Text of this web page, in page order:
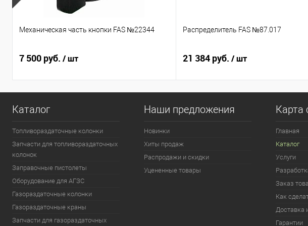
Механическая часть кнопки FAS №22344
7 500 руб. / шт
Распределитель FAS №87.017
21 384 руб. / шт
Каталог
Топливораздаточные колонки
Запчасти для топливораздаточных
колонок
Заправочные пистолеты
Оборудование для АГЗС
Газораздаточные колонки
Газораздаточные краны
Запчасти для газораздаточных
Наши предложения
Новинки
Хиты продаж
Распродажи и скидки
Уцененные товары
Карта
Главная
Каталог
Услуги
Заказ
Как
Доставка
Гарантии